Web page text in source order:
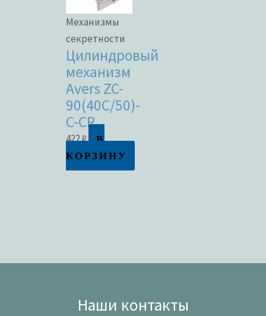
Механизмы
секретности
Цилиндровый
механизм
Avers ZC-
90(40C/50)-
C-CR
422₽
В
КОРЗИНУ
Наши контакты